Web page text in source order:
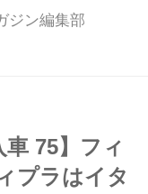
スポットライト
は、3人掛け×2
ジン編集部
車 75】フィ
プラはイタ